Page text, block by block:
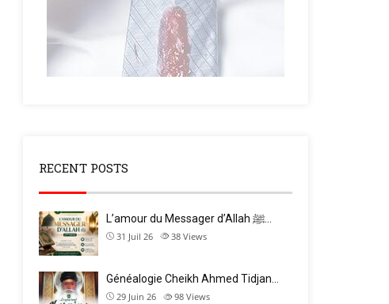
RECENT POSTS
31 Juil 26 38 Views
Généalogie Cheikh Ahmed Tidjan…
29 Juin 26 98 Views